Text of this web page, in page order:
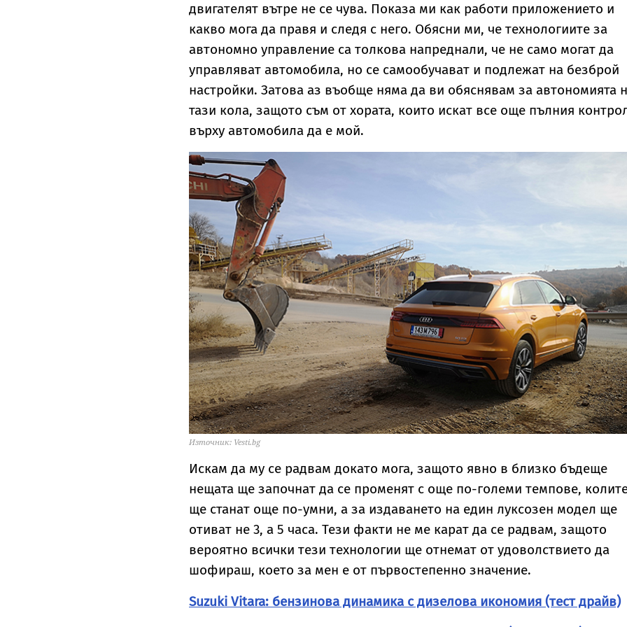
двигателят вътре не се чува. Показа ми как работи приложението и
какво мога да правя и следя с него. Обясни ми, че технологиите за
автономно управление са толкова напреднали, че не само могат да
управляват автомобила, но се самообучават и подлежат на безброй
настройки. Затова аз въобще няма да ви обяснявам за автономията
тази кола, защото съм от хората, които искат все още пълния
върху автомобила да е мой.
Източник: Vesti.bg
Искам да му се радвам докато мога, защото явно в близко бъдеще
нещата ще започнат да се променят с още по-големи темпове,
ще станат още по-умни, а за издаването на един луксозен модел ще
отиват не 3, а 5 часа. Тези факти не ме карат да се радвам, защото
вероятно всички тези технологии ще отнемат от удоволствието да
шофираш, което за мен е от първостепенно значение.
Suzuki Vitara: бензинова динамика с дизелова икономия (тест драйв)